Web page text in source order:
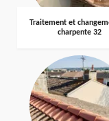
Traitement et
charpente 32